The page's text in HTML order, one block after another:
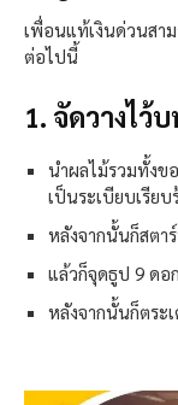
เพื่อนแท้เงินด่วนสา
ต่อไปนี้
1. จัดวางไว้
นำผลไม้รวมทั้งข
เป็นระเบียบเรียบ
หลังจากนั้นก็สตา
แล้วก็จุดธูป 9 ดอ
หลังจากนั้นก็ตระ